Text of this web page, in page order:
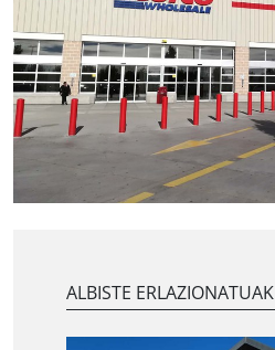
ALBISTE ERLAZIONATUAK